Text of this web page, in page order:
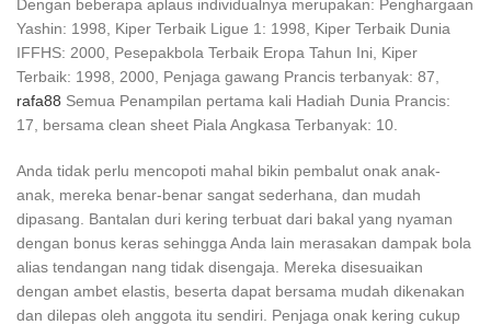
Dengan beberapa aplaus individualnya merupakan: Penghargaan
Yashin: 1998, Kiper Terbaik Ligue 1: 1998, Kiper Terbaik Dunia
IFFHS: 2000, Pesepakbola Terbaik Eropa Tahun Ini, Kiper
Terbaik: 1998, 2000, Penjaga gawang Prancis terbanyak: 87,
rafa88 Semua Penampilan pertama kali Hadiah Dunia Prancis:
17, bersama clean sheet Piala Angkasa Terbanyak: 10.
Anda tidak perlu mencopoti mahal bikin pembalut onak anak-
anak, mereka benar-benar sangat sederhana, dan mudah
dipasang. Bantalan duri kering terbuat dari bakal yang nyaman
dengan bonus keras sehingga Anda lain merasakan dampak bola
alias tendangan nang tidak disengaja. Mereka disesuaikan
dengan ambet elastis, beserta dapat bersama mudah dikenakan
dan dilepas oleh anggota itu sendiri. Penjaga onak kering cukup